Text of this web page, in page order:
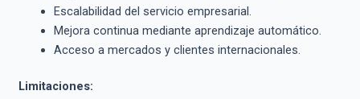
Escalabilidad del servicio empresarial.
Mejora continua mediante aprendizaje automático.
Acceso a mercados y clientes internacionales.
Limitaciones: